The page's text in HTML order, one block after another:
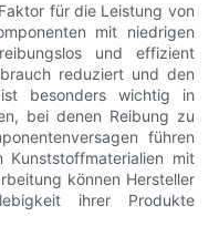
für die Leistung von
mit niedrigen
und effizient
reduziert und den
besonders wichtig in
bei denen Reibung zu
führen
mit
können Hersteller
ihrer Produkte